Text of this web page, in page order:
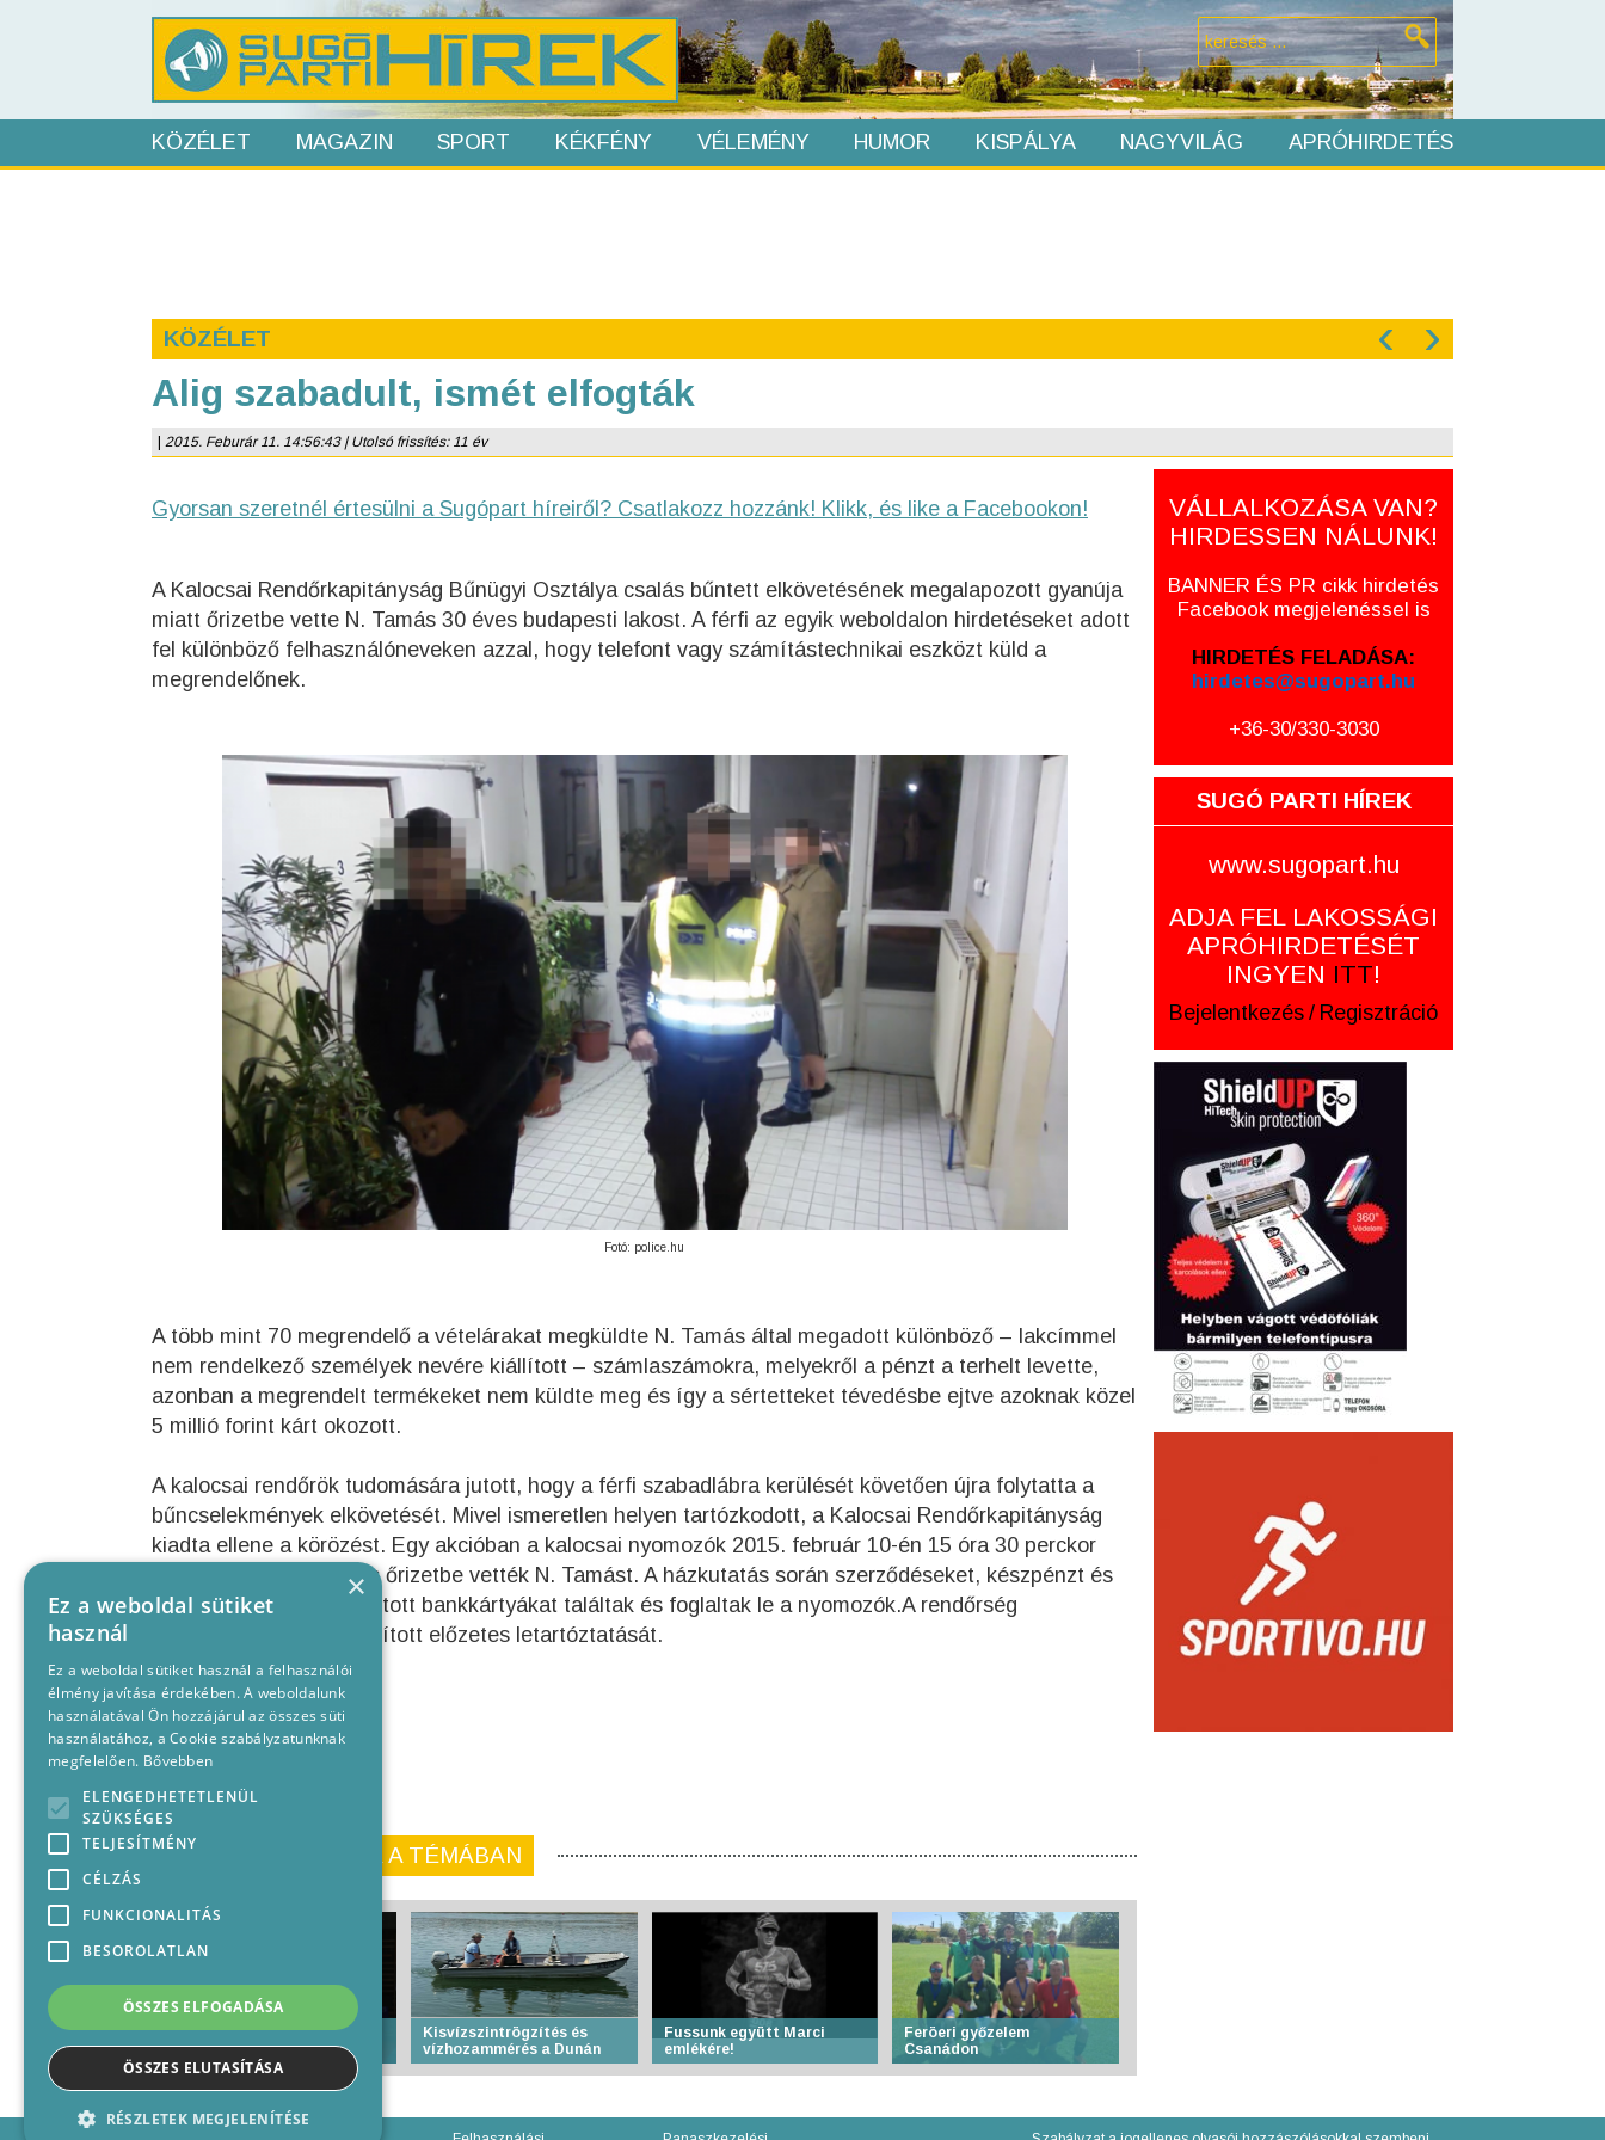
KÖZÉLET MAGAZIN SPORT KÉKFÉNY VÉLEMÉNY HUMOR KISPÁLYA NAGYVILÁG APRÓHIRDETÉS
KÖZÉLET ‹ ›
Alig szabadult, ismét elfogták
2015. Feburár 11. 14:56:43 | Utolsó frissítés: 11 év
Gyorsan szeretnél értesülni a Sugópart híreiről? Csatlakozz hozzánk! Klikk, és like a Facebookon!
A Kalocsai Rendőrkapitányság Bűnügyi Osztálya csalás bűntett elkövetésének megalapozott gyanúja
miatt őrizetbe vette N. Tamás 30 éves budapesti lakost. A férfi az egyik weboldalon hirdetéseket adott
fel különböző felhasználóneveken azzal, hogy telefont vagy számítástechnikai eszközt küld a
megrendelőnek.
Fotó: police.hu
A több mint 70 megrendelő a vételárakat megküldte N. Tamás által megadott különböző – lakcímmel
nem rendelkező személyek nevére kiállított – számlaszámokra, melyekről a pénzt a terhelt levette,
azonban a megrendelt termékeket nem küldte meg és így a sértetteket tévedésbe ejtve azoknak közel
5 millió forint kárt okozott.
A kalocsai rendőrök tudomására jutott, hogy a férfi szabadlábra kerülését követően újra folytatta a
bűncselekmények elkövetését. Mivel ismeretlen helyen tartózkodott, a Kalocsai Rendőrkapitányság
kiadta ellene a körözést. Egy akcióban a kalocsai nyomozók 2015. február 10-én 15 óra 30 perckor
Budapesten elfogták és őrizetbe vették N. Tamást. A házkutatás során szerződéseket, készpénzt és
különböző nevekre kiállított bankkártyákat találtak és foglaltak le a nyomozók.A rendőrség
kezdeményezi a gyanúsított előzetes letartóztatását.
KORÁBBI CIKKEINK A TÉMÁBAN
Több mint 700 judós
edzőtáborozik Baján
Kisvízszintrögzítés és
vízhozammérés a Dunán
Fussunk együtt Marci
emlékére!
Feröeri győzelem
Csanádon
VÁLLALKOZÁSA VAN?
HIRDESSEN NÁLUNK!
BANNER ÉS PR cikk hirdetés
Facebook megjelenéssel is
HIRDETÉS FELADÁSA:
hirdetes@sugopart.hu
+36-30/330-3030
SUGÓ PARTI HÍREK
www.sugopart.hu
ADJA FEL LAKOSSÁGI
APRÓHIRDETÉSÉT
INGYEN ITT!
Bejelentkezés / Regisztráció
×
Ez a weboldal sütiket
használ
Ez a weboldal sütiket használ a felhasználói
élmény javítása érdekében. A weboldalunk
használatával Ön hozzájárul az összes süti
használatához, a Cookie szabályzatunknak
megfelelően. Bővebben
ELENGEDHETETLENÜL
SZÜKSÉGES
TELJESÍTMÉNY
CÉLZÁS
FUNKCIONALITÁS
BESOROLATLAN
ÖSSZES ELFOGADÁSA
ÖSSZES ELUTASÍTÁSA
RÉSZLETEK MEGJELENÍTÉSE